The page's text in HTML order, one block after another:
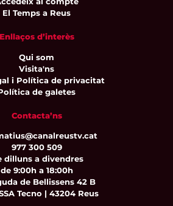
El Temps a Reus
Enllaços d’interès
Qui som
Visita'ns
i Política de privacitat
de galetes
Contacta’ns
977 300 509
dilluns a divendres
de 9:00h a 18:00h
de Bellissens 42 B
Tecno | 43204 Reus